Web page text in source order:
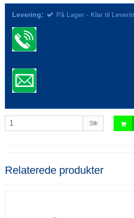
Levering: På Lager - Klar til
Stk
Relaterede produkter